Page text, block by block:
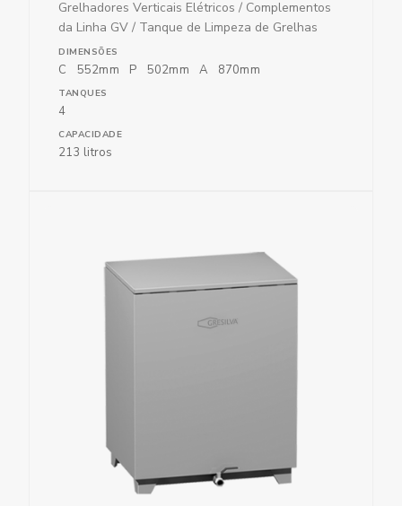
Grelhadores Verticais Elétricos / Complementos
da Linha GV / Tanque de Limpeza de Grelhas
DIMENSÕES
C 552mm P 502mm A 870mm
TANQUES
4
CAPACIDADE
213 litros